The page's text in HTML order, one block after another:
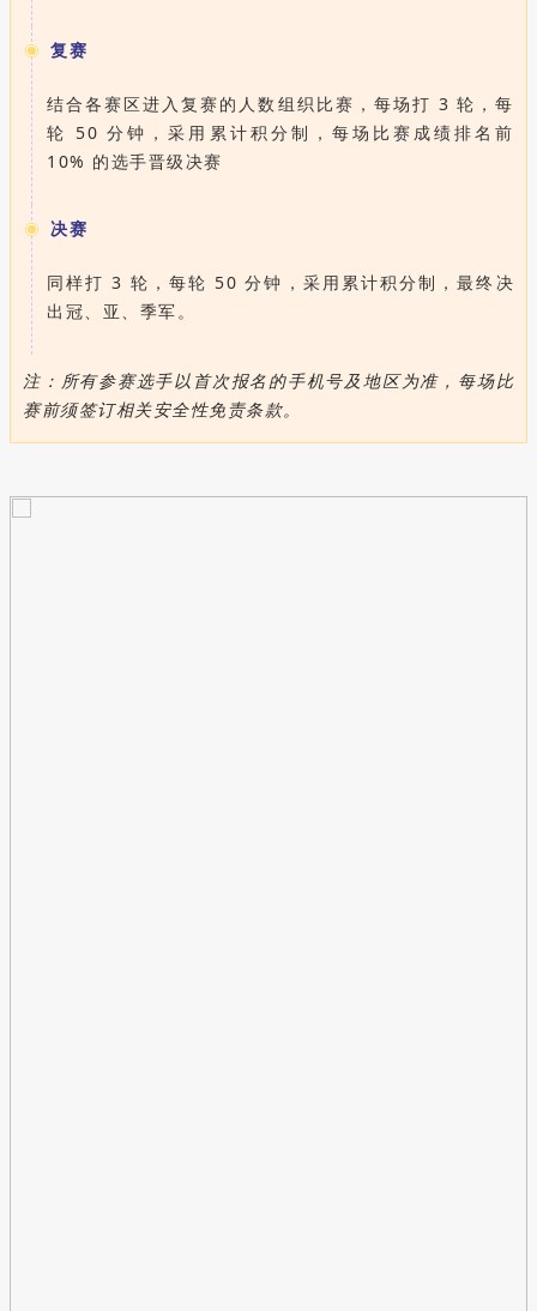
复赛
结合各赛区进入复赛的人数组织比赛，每场打 3 轮，每
轮 50 分钟，采用累计积分制，每场比赛成绩排名前
10% 的选手晋级决赛
决赛
同样打 3 轮，每轮 50 分钟，采用累计积分制，最终决
出冠、亚、季军。
注：所有参赛选手以首次报名的手机号及地区为准，每场比
赛前须签订相关安全性免责条款。